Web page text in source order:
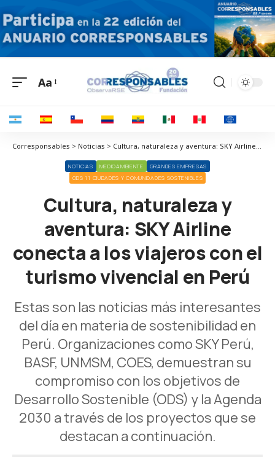
Aa
Corresponsables > Noticias > Cultura, naturaleza y aventura: SKY Airline conecta a los viajeros con el turismo vivencial en Perú
NOTICIAS MEDIOAMBIENTE
GRANDES EMPRESAS
ODS 11 CIUDADES Y COMUNIDADES SOSTENIBLES
Cultura, naturaleza y
aventura: SKY Airline
conecta a los viajeros con el
turismo vivencial en Perú
Estas son las noticias más interesantes
del día en materia de sostenibilidad en
Perú. Organizaciones como SKY Perú,
BASF, UNMSM, COES, demuestran su
compromiso con los objetivos de
Desarrollo Sostenible (ODS) y la Agenda
2030 a través de los proyectos que se
destacan a continuación.